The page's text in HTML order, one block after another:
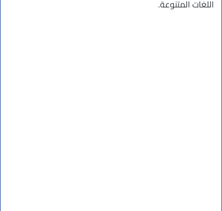
اللغات المتنوعة.